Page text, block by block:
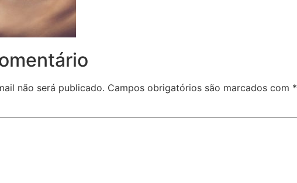
não será publicado. Campos obrigatórios são marcados com *